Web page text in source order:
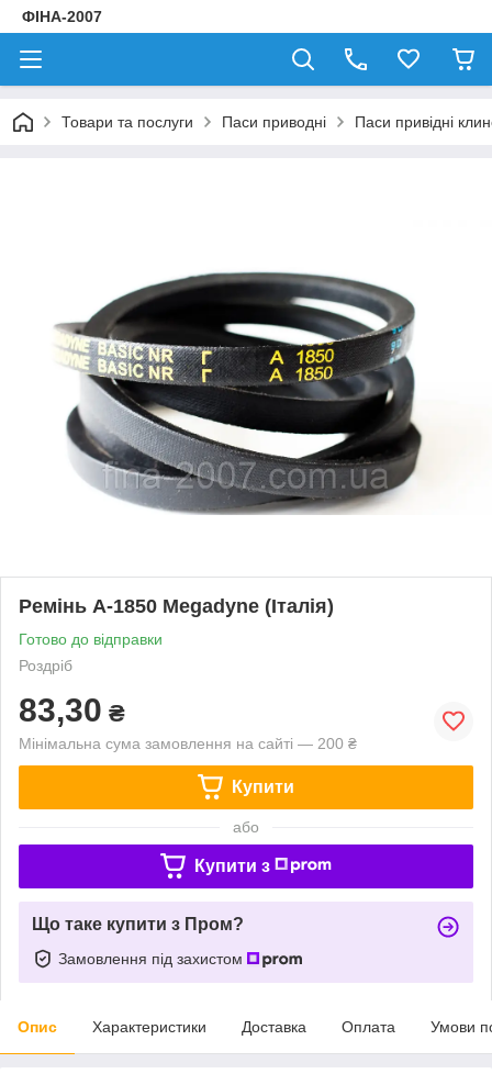
ФІНА-2007
Товари та послуги Паси приводні Паси привідні
Ремінь А-1850 Megadyne (Італія)
Готово до відправки
Роздріб
83,30 ₴
Мінімальна сума замовлення на сайті — 200 ₴
Купити
або
Купити з
Що таке купити з Пром?
Замовлення під захистом
Опис Характеристики Доставка Оплата Умови